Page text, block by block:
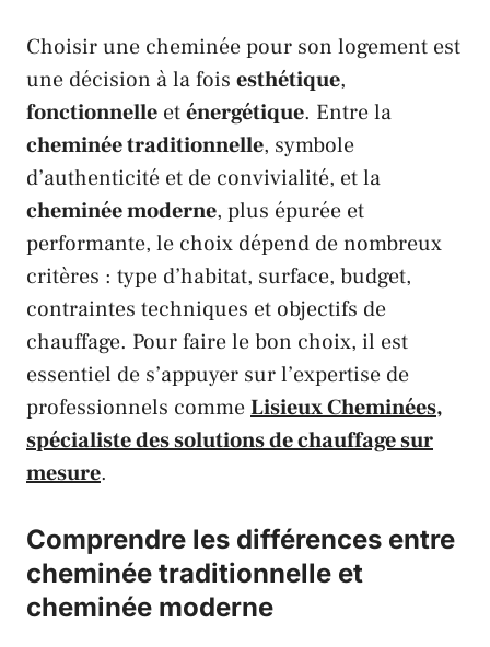
Choisir une cheminée pour son logement est
une décision à la fois esthétique,
fonctionnelle eténergétique. Entre la
cheminée traditionnelle, symbole
d’authenticité et de convivialité, et la
cheminée moderne, plus épurée et
performante, le choix dépend de nombreux
critères : type d’habitat, surface, budget,
contraintes techniques et objectifs de
chauffage. Pour faire le bon choix, il est
essentiel de s’appuyer sur l’expertise de
professionnels commeLisieux Cheminées,
spécialiste des solutions de chauffage sur
mesure.
Comprendre les différences entre
cheminée traditionnelle et
cheminée moderne